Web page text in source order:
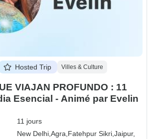
Hosted Trip Villes & Culture
VIAJAN PROFUNDO : 11
Esencial - Animé par Evelin
11 jours
New Delhi,Agra, Fatehpur Sikri,Jaipur,